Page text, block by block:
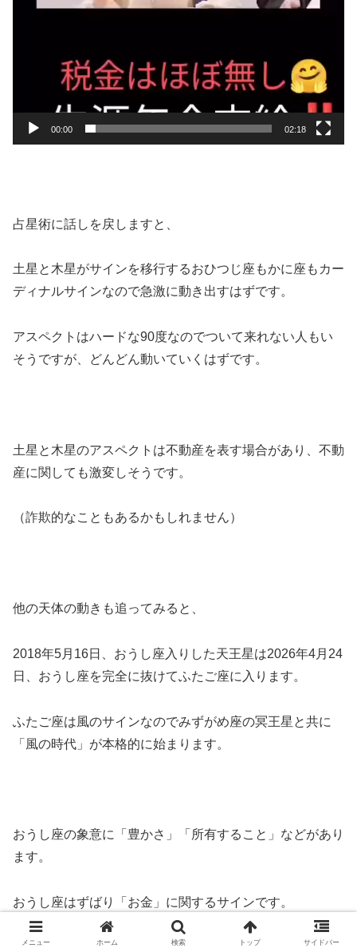
00:00 02:18
占星術に話しを戻しますと、
土星と木星がサインを移行するおひつじ座もかに座もカー
ディナルサインなので急激に動き出すはずです。
アスペクトはハードな90度なのでついて来れない人もい
そうですが、どんどん動いていくはずです。
土星と木星のアスペクトは不動産を表す場合があり、不動
産に関しても激変しそうです。
（詐欺的なこともあるかもしれません）
他の天体の動きも追ってみると、
2018年5月16日、おうし座入りした天王星は2026年4月24
日、おうし座を完全に抜けてふたご座に入ります。
ふたご座は風のサインなのでみずがめ座の冥王星と共に
「風の時代」が本格的に始まります。
おうし座の象意に「豊かさ」「所有すること」などがあり
ます。
おうし座はずばり「お金」に関するサインです。
そこに革命をもたらす天王星が2018年からいました。
メニュー ホーム 検索 トップ サイドバー